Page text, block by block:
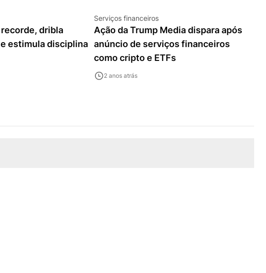
dribla
estimula disciplina
Serviços financeiros
Ação da Trump Media dispara após
anúncio de serviços financeiros
como cripto e ETFs
2 anos atrás